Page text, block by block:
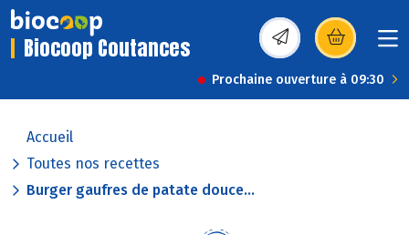
Biocoop Coutances (s’ouvre dans une
Prochaine ouverture à 09:30
Accueil
Toutes nos recettes
Burger gaufres de patate douce...